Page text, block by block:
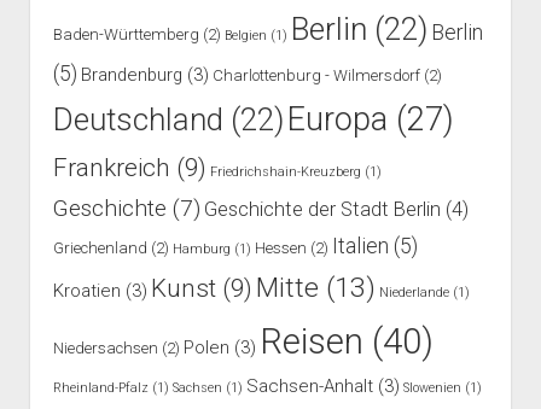
Baden-Württemberg (2) Belgien (1) Berlin (22) Berlin
(5) Brandenburg (3) Charlottenburg - Wilmersdorf(2)
Deutschland (22) Europa (27)
Frankreich (9) Friedrichshain-Kreuzberg (1)
Geschichte (7) Geschichte der Stadt Berlin (4)
Griechenland (2) Hamburg (1) Hessen (2) Italien (5)
Kroatien (3) Kunst(9) Mitte (13) Niederlande(1)
Niedersachsen (2) Polen (3) Reisen (40)
Rheinland-Pfalz(1) Sachsen (1) Sachsen-Anhalt(3) Slowenien (1)